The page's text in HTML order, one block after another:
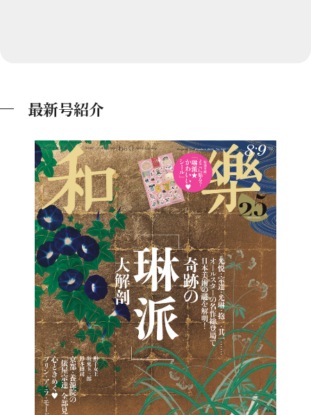
最新号紹介